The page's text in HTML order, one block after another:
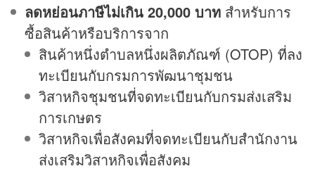
ลดหย่อนภาษีไม่เกิน 20,000 บาท สำหรับการ
ซื้อสินค้าหรือบริการจาก
สินค้าหนึ่งตำบลหนึ่งผลิตภัณฑ์ (OTOP) ที่ลง
ทะเบียนกับกรมการพัฒนาชุมชน
วิสาหกิจชุมชนที่จดทะเบียนกับกรมส่งเสริม
การเกษตร
วิสาหกิจเพื่อสังคมที่จดทะเบียนกับสำนักงาน
ส่งเสริมวิสาหกิจเพื่อสังคม